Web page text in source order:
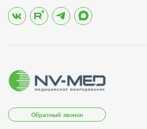
Обратный звонок